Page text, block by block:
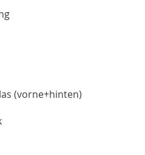
(vorne+hinten)